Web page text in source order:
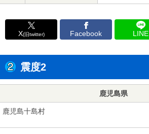
X(旧twitter) Facebook LINE
震度2
鹿児島県
鹿児島十島村